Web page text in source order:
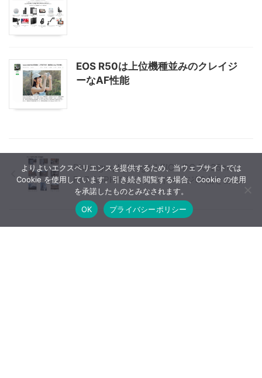
EOS R50は上位機種並みのクレイジ
ーなAF性能
PhotographyBlogがLEICA DG 10-25mm
F1.7 ASPHのサンプルイメージ59点を公開
よりよいエクスペリエンスを提供するため、当ウェブサイトでは
Cookie を使用しています。引き続き閲覧する場合、Cookie の使用
を承諾したものとみなされます。
OK
プライバシーポリシー